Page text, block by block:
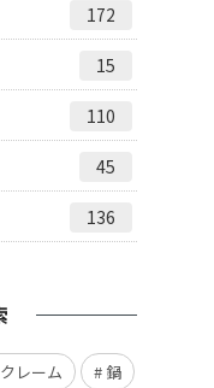
172
15
110
45
136
クレーム
鍋